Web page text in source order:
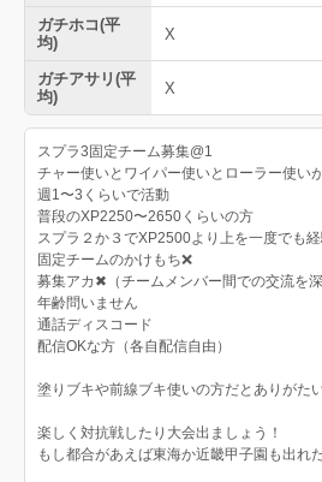
ガチホコ(平
均)
X
ガチアサリ(平
均)
X
スプラ3固定チーム募集@1
チャー使いとワイパー使いとローラー使い
週1〜3くらいで活動
普段のXP2250〜2650くらいの方
スプラ２か３でXP2500より上を一度でも
固定チームのかけもち❌
募集アカ✖（チームメンバー間での交流を深
年齢問いません
通話ディスコード
配信OKな方（各自配信自由）
塗りブキや前線ブキ使いの方だとありがたい
楽しく対抗戦したり大会出ましょう！
もし都合があえば東海か近畿甲子園も出れ